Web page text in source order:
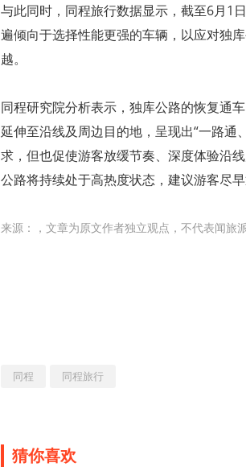
与此同时，同程旅行数据显示，截至6月1
遍倾向于选择性能更强的车辆，以应对独
越。
同程研究院分析表示，独库公路的恢复通
延伸至沿线及周边目的地，呈现出“一路
求，但也促使游客放缓节奏、深度体验沿
公路将持续处于高热度状态，建议游客尽
来源： ，文章为原文作者独立观点，不代表闻
同程 同程旅行
猜你喜欢